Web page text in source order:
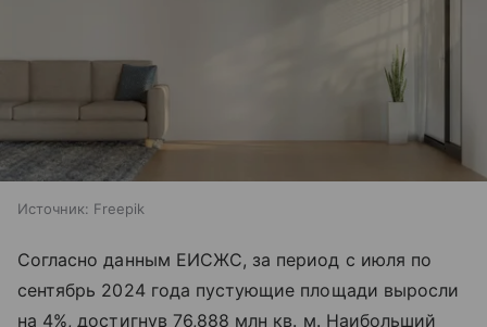
Источник: Freepik
Согласно данным ЕИСЖС, за период с июля по
сентябрь 2024 года пустующие площади выросли
на 4%, достигнув 76,888 млн кв. м. Наибольший